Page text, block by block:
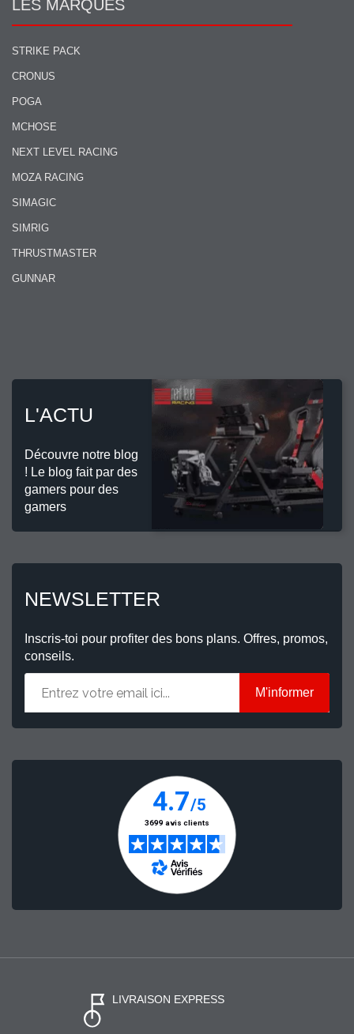
LES MARQUES
STRIKE PACK
CRONUS
POGA
MCHOSE
NEXT LEVEL RACING
MOZA RACING
SIMAGIC
SIMRIG
THRUSTMASTER
GUNNAR
L'ACTU
Découvre notre blog
! Le blog fait par des
gamers pour des
gamers
NEWSLETTER
Inscris-toi pour profiter des bons plans. Offres, promos,
conseils.
M'informer
LIVRAISON EXPRESS